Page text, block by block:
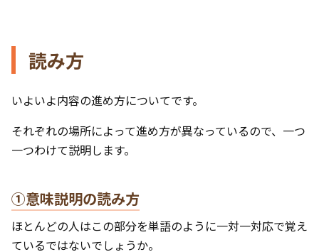
読み方
いよいよ内容の進め方についてです。
それぞれの場所によって進め方が異なっているので、一つ
一つわけて説明します。
①意味説明の読み方
ほとんどの人はこの部分を単語のように一対一対応で覚え
ているではないでしょうか。